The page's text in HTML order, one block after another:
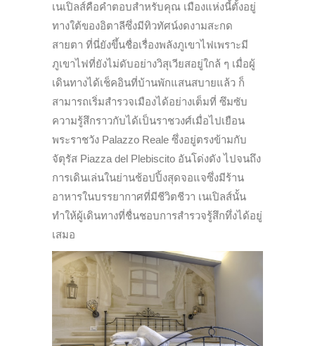
เนเปิลส์คือคำตอบสำหรับคุณ เมืองแห่งนี้ตั้งอยู่
ทางใต้ของอิตาลีซึ่งมีทิวทัศน์งดงามสะกด
สายตา ที่นี่ยังขึ้นชื่อเรื่องพลังภูเขาไฟเพราะมี
ภูเขาไฟที่ยังไม่ดับอย่างวิสุเวียสอยู่ใกล้ ๆ เมื่อผู้
เดินทางได้เช็คอินที่บ้านพักแสนสบายแล้ว ก็
สามารถเริ่มสำรวจเมืองได้อย่างเต็มที่ ซึมซับ
ความรู้สึกราวกับได้เป็นราชวงศ์เมื่อไปเยือน
พระราชวัง Palazzo Reale ซึ่งอยู่ตรงข้ามกับ
จัตุรัส Piazza del Plebiscito อันโด่งดัง ไปจนถึง
การเดินเล่นในย่านช้อปปิ้งสุดจอแจซึ่งมีร้าน
อาหารในบรรยากาศที่มีชีวิตชีวา เนเปิลส์นั้น
ทำให้ผู้เดินทางที่ชื่นชอบการสำรวจรู้สึกทึ่งได้อยู่
เสมอ